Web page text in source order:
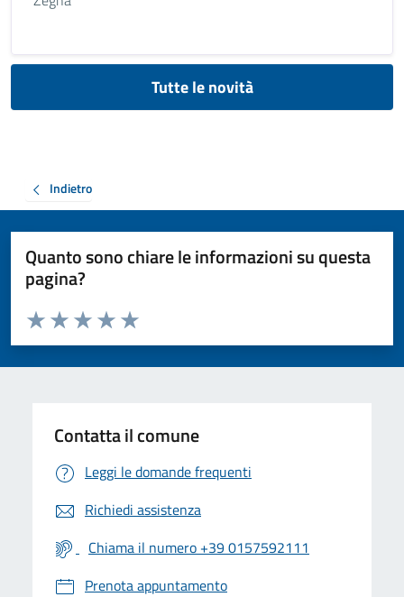
Tutte le novità
Indietro
Quanto sono chiare le informazioni su questa
pagina?
Valuta da 1 a 5 stelle la pagina
Valuta 5 stelle su 5
Valuta 4 stelle su 5
Valuta 3 stelle su 5
Valuta 2 stelle su 5
Valuta 1 stelle su 5
Contatta il comune
Leggi le domande frequenti
Richiedi assistenza
Chiama il numero +39 0157592111
Prenota appuntamento